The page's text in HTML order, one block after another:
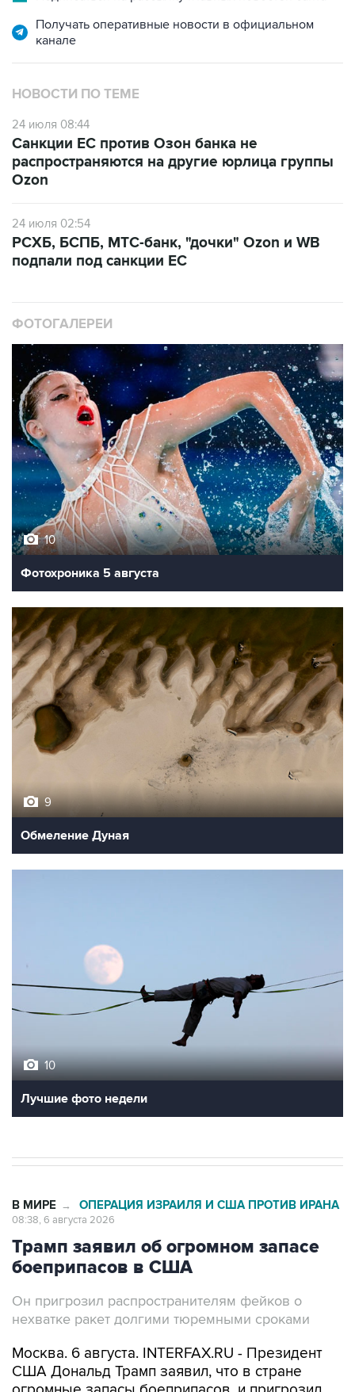
НОВОСТИ ПО ТЕМЕ
24 июля 08:44
распространяются на другие юрлица группы
Ozon
подпали под санкции ЕС
10
Фотохроника 5 августа
Обмеление Дуная
Лучшие фото недели
Трамп заявил об огромном запасе
боеприпасов в США
Он пригрозил распространителям фейков о
Москва. 6 августа. INTERFAX.RU - Президент
огромные запасы боеприпасов, и пригрозил
распространителям слухов об их нехватке